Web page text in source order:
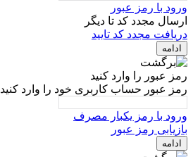
ورود با رمز عبور
ارسال مجدد کد تا دیگر
دریافت مجدد کد تایید
ادامه
رمز عبور را وارد کنید
رمز عبور حساب کاربری خود را وارد کنید
ورود با رمز یکبار مصرف
بازیابی رمز عبور
ادامه